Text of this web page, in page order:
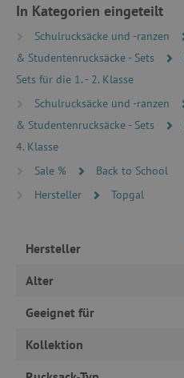
In Kategorien eingeteilt
Schulrucksäcke und -ranzen
& Studentenrucksäcke - Sets
Sets für die 1. - 2. Klasse
Schulrucksäcke und -ranzen
& Studentenrucksäcke - Sets
4. Klasse
Sale %
Back to School
Hersteller
Topgal
Hersteller
Alter
Geeignet für
Kollektion
_pinterest_ct_ua
cjConsent
FPAU
_lb